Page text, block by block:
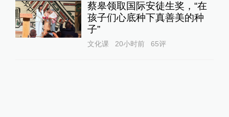
蔡皋领取国际安徒生奖，“在
孩子们心底种下真善美的种
子”
文化课 20小时前 65评